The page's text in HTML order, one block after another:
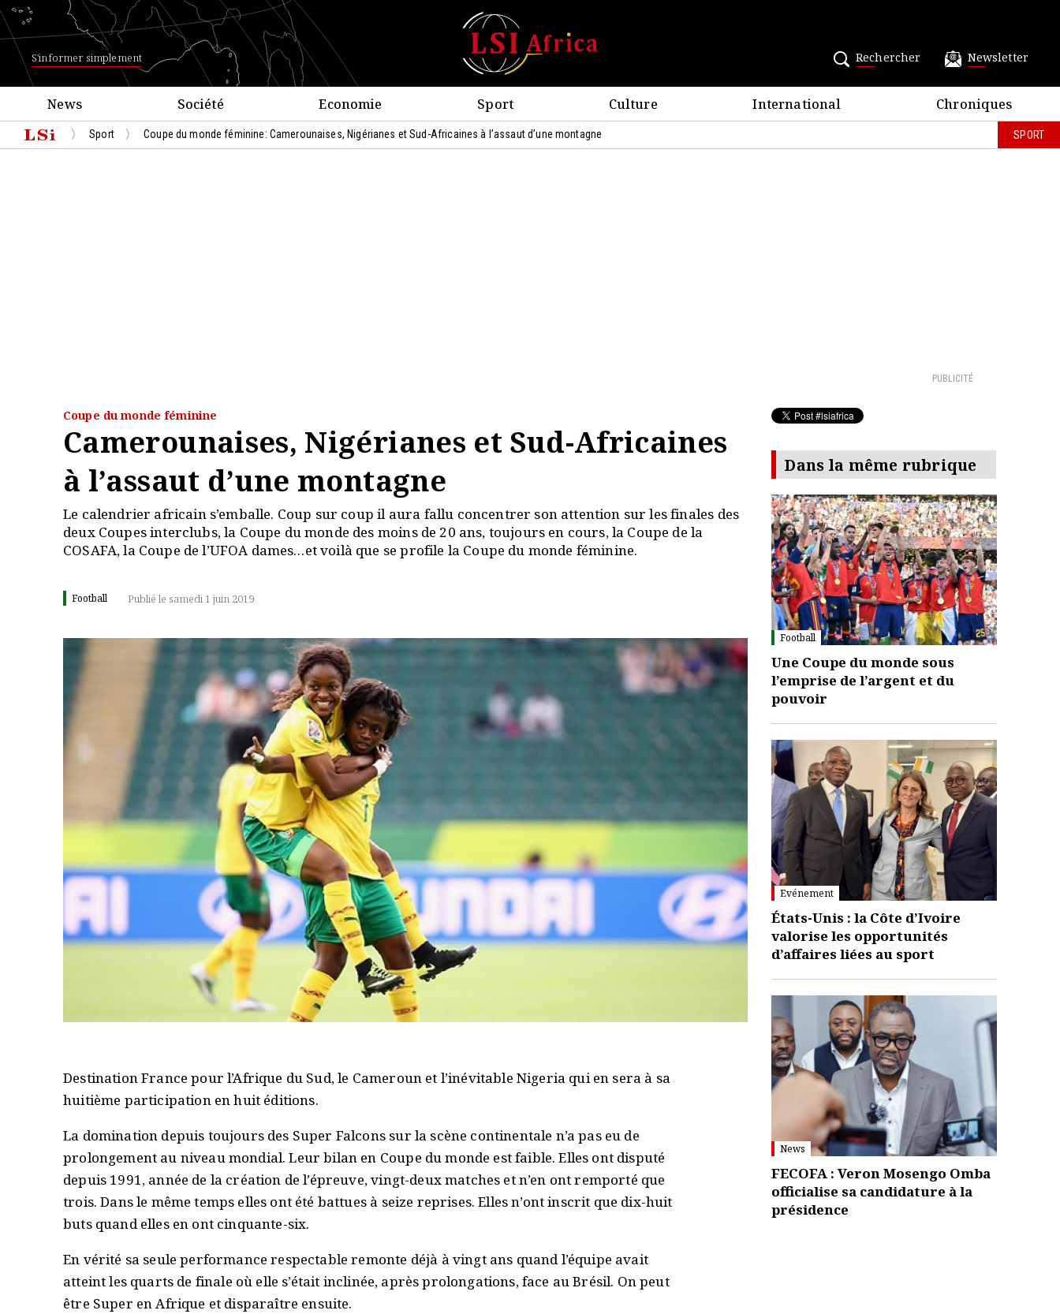
S'informer simplement Rechercher Newsletter
News Société Economie Sport Culture International Chroniques
Sport Coupe du monde féminine: Camerounaises, Nigérianes et Sud-Africaines à l’assaut d’une montagne SPORT
PUBLICITÉ
Coupe du monde féminine
Camerounaises, Nigérianes et Sud-Africaines
à l’assaut d’une montagne
Le calendrier africain s’emballe. Coup sur coup il aura fallu concentrer son attention sur les finales des
deux Coupes interclubs, la Coupe du monde des moins de 20 ans, toujours en cours, la Coupe de la
COSAFA, la Coupe de l’UFOA dames…et voilà que se profile la Coupe du monde féminine.
Football Publié le samedi 1 juin 2019
Destination France pour l’Afrique du Sud, le Cameroun et l’inévitable Nigeria qui en sera à sa
huitième participation en huit éditions.
La domination depuis toujours des Super Falcons sur la scène continentale n’a pas eu de
prolongement au niveau mondial. Leur bilan en Coupe du monde est faible. Elles ont disputé
depuis 1991, année de la création de l’épreuve, vingt-deux matches et n’en ont remporté que
trois. Dans le même temps elles ont été battues à seize reprises. Elles n’ont inscrit que dix-huit
buts quand elles en ont cinquante-six.
En vérité sa seule performance respectable remonte déjà à vingt ans quand l’équipe avait
atteint les quarts de finale où elle s’était inclinée, après prolongations, face au Brésil. On peut
être Super en Afrique et disparaître ensuite.
Dans la même rubrique
Football
Une Coupe du monde sous
l’emprise de l’argent et du
pouvoir
Evénement
États-Unis : la Côte d’Ivoire
valorise les opportunités
d’affaires liées au sport
News
FECOFA : Veron Mosengo Omba
officialise sa candidature à la
présidence